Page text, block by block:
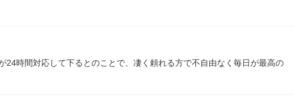
24時間対応して下るとのことで、凄く頼れる方で不自由なく毎日が最高の